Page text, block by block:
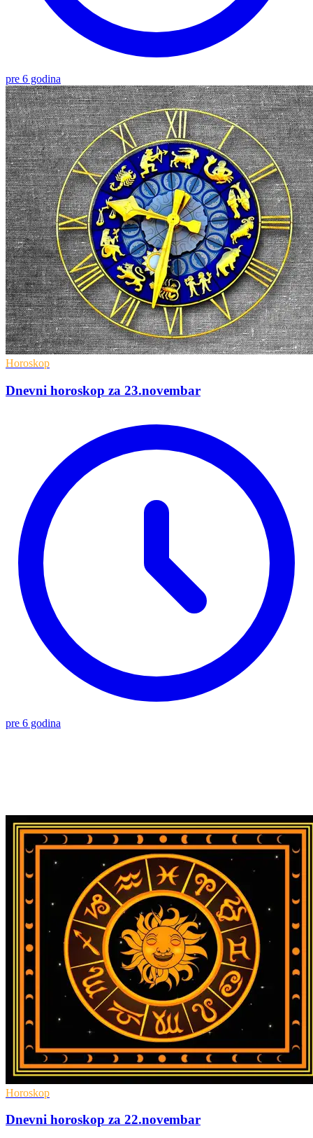
pre 6 godina
Horoskop
Dnevni horoskop za 23.novembar
pre 6 godina
Horoskop
Dnevni horoskop za 22.novembar